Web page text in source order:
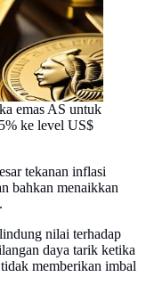
emas AS untuk
ke level US$
tekanan inflasi
bahkan menaikkan
nilai terhadap
daya tarik ketika
memberikan imbal